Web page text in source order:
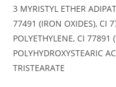
3 MYRISTYL ETHER
77491 (IRON OXIDES), CI
POLYETHYLENE, CI
POLYHYDROXYSTEARIC
TRISTEARATE